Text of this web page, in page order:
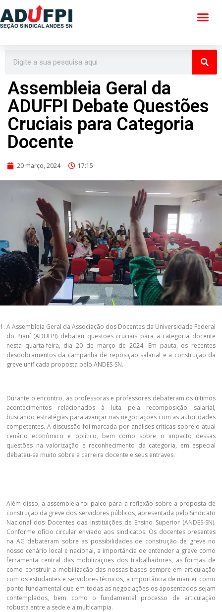
Pular
conteúdo
Assembleia Geral da
ADUFPI Debate Questões
Cruciais para Categoria
Docente
20 março, 2024 17:15
A Assembleia Geral da Associação dos Docentes da Universidade Federal
do Piauí (ADUFPI) debateu questões cruciais para a categoria docente
nesta quarta-feira, dia 20 de março de 2024. Em pauta, os recentes
desdobramentos da campanha de reposição salarial e a construção da
greve unificada proposta pelo ANDES-SN.
Durante o encontro, as professoras e professores debateram os últimos
acontecimentos relacionados à luta pela recomposição salarial,
buscando estratégias para avançar nas negociações com as autoridades
competentes. A discussão foi marcada por análises críticas sobre o atual
cenário econômico e político, bem como sobre o impacto dessas
questões na valorização e reconhecimento da categoria, em especial
debateu-se muito sobre a carreira docente e seus entraves.
Além disso, a assembleia foi palco para a reflexão sobre a proposta de
construção da greve dos servidores públicos, apresentada pelo Sindicato
Nacional dos Docentes das Instituições de Ensino Superior (ANDES-SN).
Conforme ofício circular enviado aos sindicatos. Os docentes presentes
na AG debateram sobre as possibilidades de construção de greve no
nosso cenário local e nacional, a importância de entender a greve como
ferramenta central das mobilizações dos trabalhadores, as formas de
como construir a mobilização das nossas bases sempre em articulação
com os estudantes e servidores técnicos, a importância de manter como
ponto fundamental que em todas as negociações os aposentados sejam
contemplados, bem como o fundamental processo de articulação
robusta entre a sede e a multicampia.